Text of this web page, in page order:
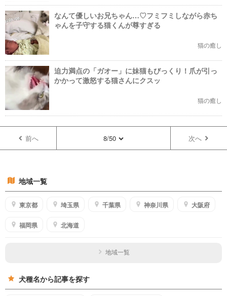
なんて優しいお兄ちゃん…♡フミフミしながら赤ち
ゃんを子守する猫くんが尊すぎる
猫の癒し
迫力満点の「ガオー」に妹猫もびっくり！爪が引っ
かかって激怒する猫さんにクスッ
猫の癒し
前へ 8/50 次へ
地域一覧
東京都 埼玉県 千葉県 神奈川県 大阪府
福岡県 北海道
地域一覧
犬種名から記事を探す